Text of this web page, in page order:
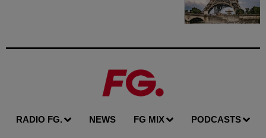
RADIO FG. NEWS FG MIX PODCASTS